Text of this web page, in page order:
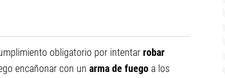
obligatorio por intentar robar
encañonar con un arma de fuego a los